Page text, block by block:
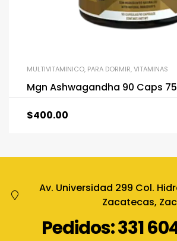
MULTIVITAMINICO, PARA DORMIR,VITAMINAS
Mgn Ashwagandha 90 Caps
$400.00
Av. Universidad 299 Col.
Zacatecas,
Pedidos: 331